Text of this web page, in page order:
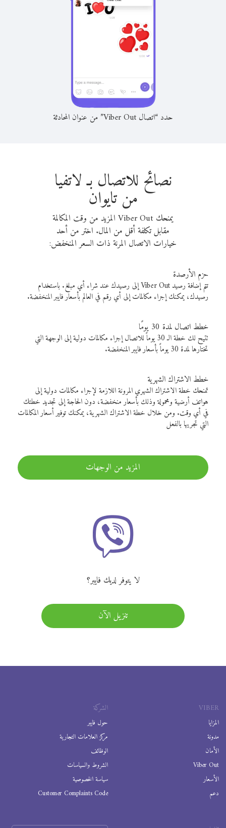
حدد “اتصال Viber Out” من عنوان المحادثة
نصائح للاتصال بـ لاتفيا
من تايوان
يمنحك Viber Out المزيد من وقت المكالمة
مقابل تكلفة أقل من المال. اختر من أحد
خيارات الاتصال المرنة ذات السعر المنخفض:
حزم الأرصدة
تتم إضافة رصيد Viber Out إلى رصيدك عند شراء أي مبلغ. باستخدام
رصيدك، يمكنك إجراء مكالمات إلى أي رقم في العالم بأسعار فايبر المنخفضة.
خطط اتصال لمدة 30 يومًا
تتيح لك خطة الـ 30 يوماً للاتصال إجراء مكالمات دولية إلى الوجهة التي
تختارها لمدة 30 يوماً بأسعار فايبر المنخفضة.
خطط الاشتراك الشهرية
تمنحك خطة الاشتراك الشهري المرونة اللازمة لإجراء مكالمات دولية إلى
هواتف أرضية ومحمولة وذلك بأسعار منخفضة، دون الحاجة إلى تجديد خطتك
في أي وقت. ومن خلال خطة الاشتراك الشهرية، يمكنك توفير أسعار المكالمات
التي تجريها بالفعل
المزيد من الوجهات
لا يتوفر لديك فايبر؟
تنزيل الآن
VIBER
المزايا
مدونة
الأمان
Viber Out
الأسعار
دعم
الشركة
حول فايبر
مركز العلامات التجارية
الوظائف
الشروط والسياسات
سياسة الخصوصية
Customer Complaints Code